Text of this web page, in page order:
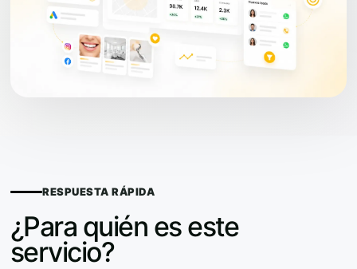
RESPUESTA RÁPIDA
¿Para quién es este
servicio?